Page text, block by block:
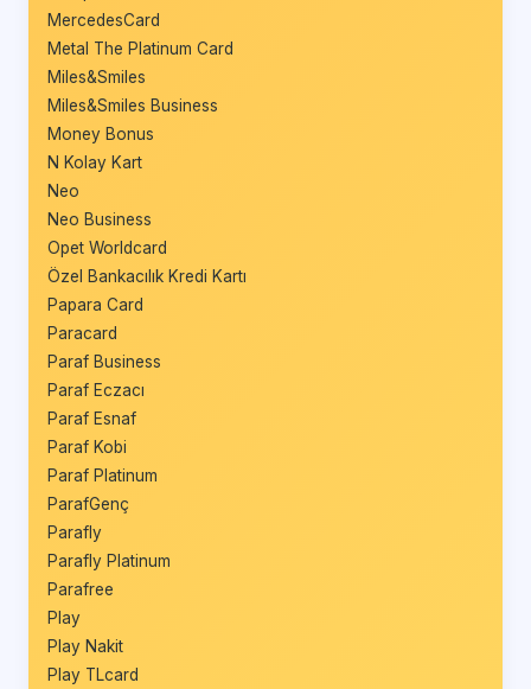
MercedesCard
Metal The Platinum Card
Miles&Smiles
Miles&Smiles Business
Money Bonus
N Kolay Kart
Neo
Neo Business
Opet Worldcard
Özel Bankacılık Kredi Kartı
Papara Card
Paracard
Paraf Business
Paraf Eczacı
Paraf Esnaf
Paraf Kobi
Paraf Platinum
ParafGenç
Parafly
Parafly Platinum
Parafree
Play
Play Nakit
Play TLcard